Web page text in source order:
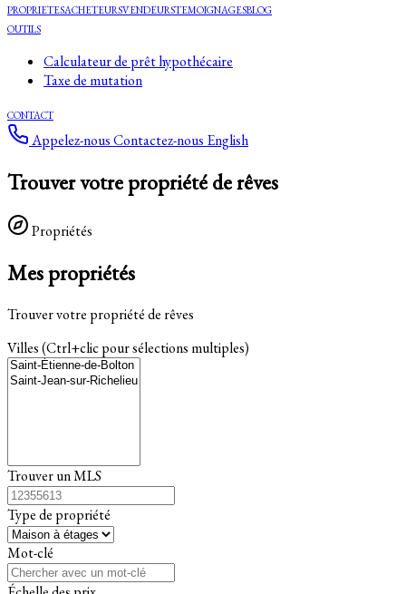
PROPRIETESACHETEURSVENDEURSTEMOIGNAGESBLOG
OUTILS
Calculateur de prêt hypothécaire
Taxe de mutation
CONTACT
Appelez-nousContactez-nous English
Trouver votre propriété de rêves
Propriétés
Mes propriétés
Trouver votre propriété de rêves
Villes (Ctrl+clic pour sélections multiples)
Trouver un MLS
Type de propriété
Mot-clé